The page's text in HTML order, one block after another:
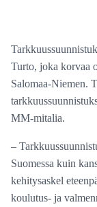
Turto, joka korvaa
Salomaa-Niemen.
MM-mitalia.
–
Suomessa kuin
kehitysaskel
koulutus- ja